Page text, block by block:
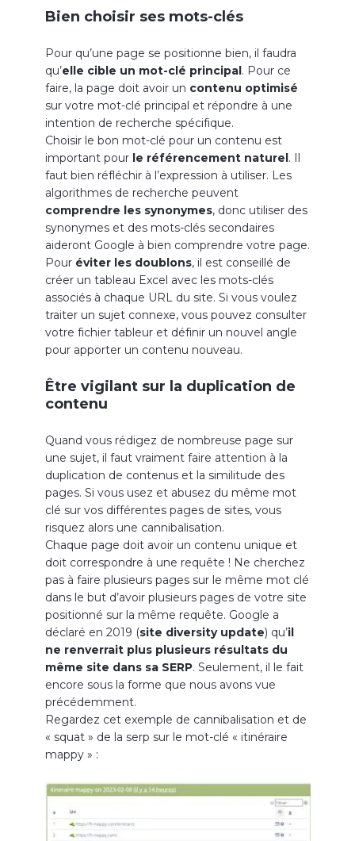
Bien choisir ses mots-clés
Pour qu’une page se positionne bien, il faudra
qu’elle cible un mot-clé principal. Pour ce
faire, la page doit avoir un contenu optimisé
sur votre mot-clé principal et répondre à une
intention de recherche spécifique.
Choisir le bon mot-clé pour un contenu est
important pourle référencement naturel. Il
faut bien réfléchir à l’expression à utiliser. Les
algorithmes de recherche peuvent
comprendre les synonymes, donc utiliser des
synonymes et des mots-clés secondaires
aideront Google à bien comprendre votre page.
Pour éviter les doublons, il est conseillé de
créer un tableau Excel avec les mots-clés
associés à chaque URL du site. Si vous voulez
traiter un sujet connexe, vous pouvez consulter
votre fichier tableur et définir un nouvel angle
pour apporter un contenu nouveau.
Être vigilant sur la duplication de
contenu
Quand vous rédigez de nombreuse page sur
une sujet, il faut vraiment faire attention à la
duplication de contenus et la similitude des
pages. Si vous usez et abusez du même mot
clé sur vos différentes pages de sites, vous
risquez alors une cannibalisation.
Chaque page doit avoir un contenu unique et
doit correspondre à une requête ! Ne cherchez
pas à faire plusieurs pages sur le même mot clé
dans le but d’avoir plusieurs pages de votre site
positionné sur la même requête. Google a
déclaré en 2019 (site diversity update) qu’il
ne renverrait plus plusieurs résultats du
même site dans sa SERP. Seulement, il le fait
encore sous la forme que nous avons vue
précédemment.
Regardez cet exemple de cannibalisation et de
« squat » de la serp sur le mot-clé « itinéraire
mappy » :